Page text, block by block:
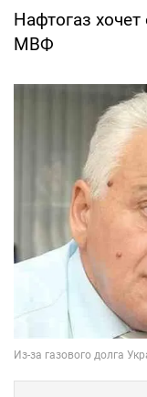
Нафтогаз
МВФ